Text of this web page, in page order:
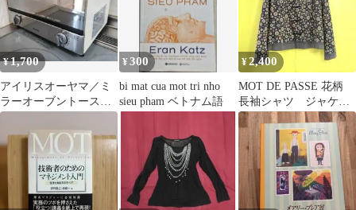
¥1,700
アイリスオーヤマ／ミ
ラーオーブントースタ
ー／MOT-011／2016年
製／可動品
¥300
bi mat cua mot tri nho
sieu pham ベトナム語
¥2,400
MOT DE PASSE 花柄
長袖シャツ ジャケッ
ト